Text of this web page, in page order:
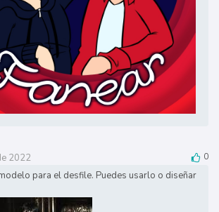
2022
0
para el desfile. Puedes usarlo o diseñar